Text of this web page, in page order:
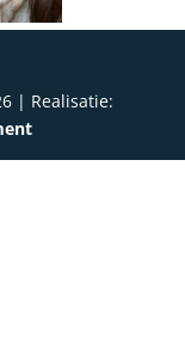
| Realisatie: